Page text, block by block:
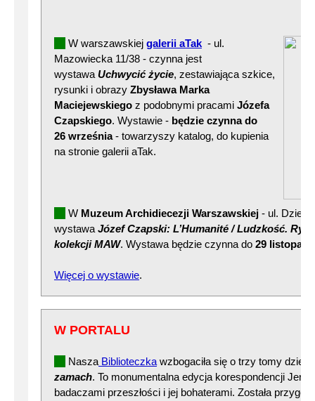
W warszawskiej galerii aTak - ul.
Mazowiecka 11/38 - czynna jest
wystawa Uchwycić życie, zestawiająca szkice,
rysunki i obrazy Zbysława Marka
Maciejewskiego z podobnymi pracami Józefa
Czapskiego. Wystawie - będzie czynna do
26 września- towarzyszy katalog, do kupienia
na stronie galerii aTak.
W Muzeum Archidiecezji Warszawskiej - ul.
wystawa Józef Czapski: L’Humanité / Ludzkość.
kolekcji MAW. Wystawa będzie czynna do 29
Więcej o wystawie.
W PORTALU
Nasza Biblioteczka wzbogaciła się o trzy tomy dzieła
zamach. To monumentalna edycja korespondencji
badaczami przeszłości i jej bohaterami. Została